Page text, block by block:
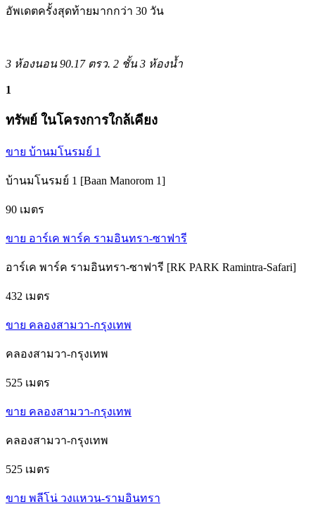
อัพเดตครั้งสุดท้ายมากกว่า 30 วัน
3 ห้องนอน 90.17 ตรว. 2 ชั้น 3 ห้องน้ำ
1
ทรัพย์ ในโครงการใกล้เคียง
ขาย บ้านมโนรมย์ 1
บ้านมโนรมย์ 1 [Baan Manorom 1]
90 เมตร
ขาย อาร์เค พาร์ค รามอินทรา-ซาฟารี
อาร์เค พาร์ค รามอินทรา-ซาฟารี [RK PARK Ramintra-Safari]
432 เมตร
ขาย คลองสามวา-กรุงเทพ
คลองสามวา-กรุงเทพ
525 เมตร
ขาย คลองสามวา-กรุงเทพ
คลองสามวา-กรุงเทพ
525 เมตร
ขาย พลีโน่ วงแหวน-รามอินทรา